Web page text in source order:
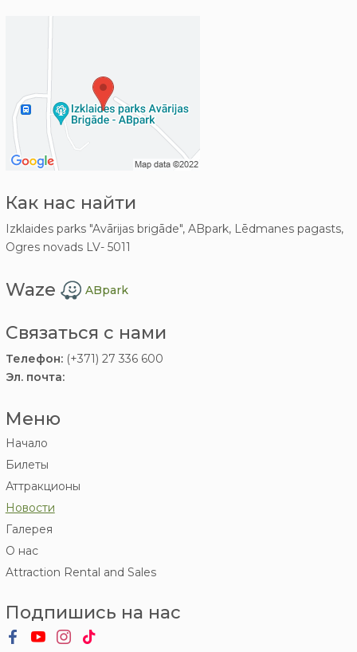
Как нас найти
Izklaides parks "Avārijas brigāde", ABpark, Lēdmanes pagasts,
Ogres novads LV- 5011
Waze ABpark
Связаться с нами
Телефон:(+371) 27 336 600
Эл. почта:
Меню
Начало
Билеты
Аттракционы
Новости
Галерея
О нас
Attraction Rental and Sales
Подпишись на нас